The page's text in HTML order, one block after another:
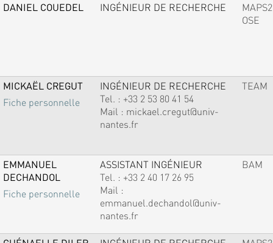
DANIEL COUEDEL INGÉNIEUR DE RECHERCHE
MAPS2
OSE
MICKAËL CREGUT
Fiche personnelle
INGÉNIEUR DE RECHERCHE
Tel. : +33 2 53 80 41 54
Mail : mickael.cregut@univ-
nantes.fr
TEAM
EMMANUEL
DECHANDOL
Fiche personnelle
ASSISTANT INGÉNIEUR
Tel. : +33 2 40 17 26 95
Mail :
emmanuel.dechandol@univ-
nantes.fr
BAM